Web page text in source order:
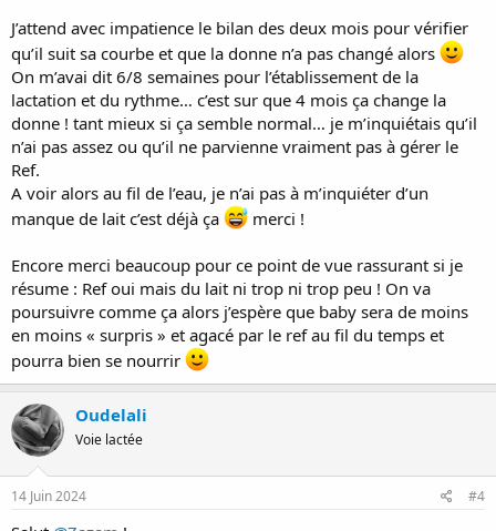
J’attend avec impatience le bilan des deux mois pour vérifier
qu’il suit sa courbe et que la donne n’a pas changé alors
On m’avai dit 6/8 semaines pour l’établissement de la
lactation et du rythme… c’est sur que 4 mois ça change la
donne ! tant mieux si ça semble normal… je m’inquiétais qu’il
n’ai pas assez ou qu’il ne parvienne vraiment pas à gérer le
Ref.
A voir alors au fil de l’eau, je n’ai pas à m’inquiéter d’un
manque de lait c’est déjà ça
merci !
Encore merci beaucoup pour ce point de vue rassurant si je
résume : Ref oui mais du lait ni trop ni trop peu ! On va
poursuivre comme ça alors j’espère que baby sera de moins
en moins « surpris » et agacé par le ref au fil du temps et
pourra bien se nourrir
Oudelali
Voie lactée
14 Juin 2024 #4